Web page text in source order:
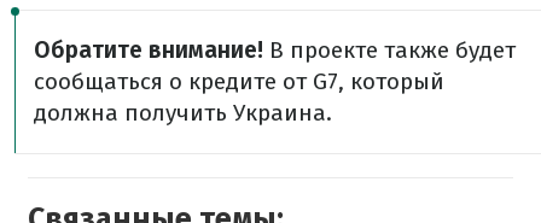
Обратите внимание! В проекте также будет
сообщаться о кредите от G7, который
должна получить Украина.